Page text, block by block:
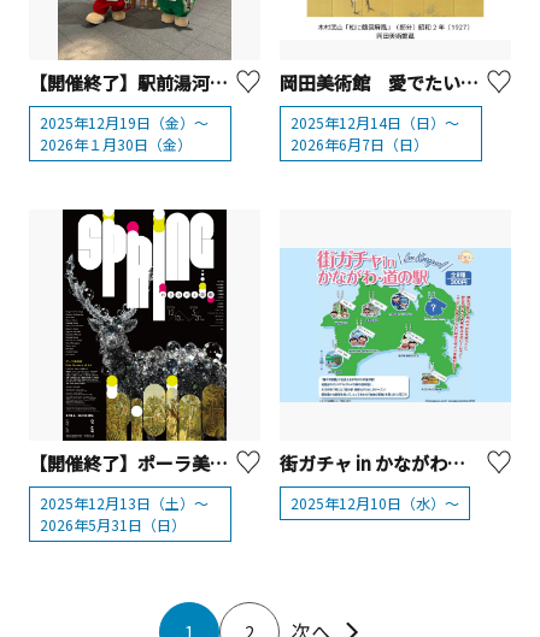
【開催終了】駅前湯河原アーチイルミネーション【湯河原町】
2025年12月19日（金）～
2026年１月30日（金）
岡田美術館 愛でたい美術
2025年12月14日（日）～
2026年6月7日（日）
【開催終了】ポーラ美術館 「SPRING わきあがる鼓動」【箱根町】
2025年12月13日（土）～
2026年5月31日（日）
街ガチャ in かながわ・道の駅
2025年12月10日（水）～
1 2